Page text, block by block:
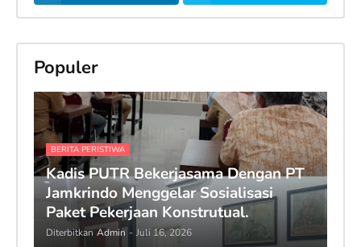
Populer
BERITA PERISTIWA
Kadis PUTR Bekerjasama Dengan PT
Jamkrindo Menggelar Sosialisasi
Paket Pekerjaan Konstrutual.
Diterbitkan Admin - Juli 16, 2026